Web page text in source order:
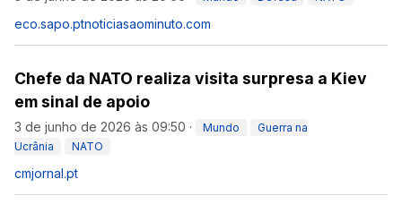
eco.sapo.ptnoticiasaominuto.com
Chefe da NATO realiza visita surpresa a Kiev
em sinal de apoio
3 de junho de 2026 às 09:50 · Mundo
Guerra na
Ucrânia
NATO
cmjornal.pt